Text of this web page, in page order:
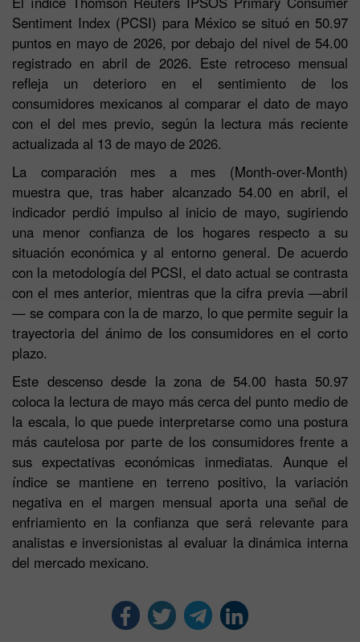
Sentiment Index (PCSI) para México se situó en 50.97
puntos en mayo de 2026, por debajo del nivel de 54.00
registrado en abril de 2026. Este retroceso mensual
refleja un deterioro en el sentimiento de los
consumidores mexicanos al comparar el dato de mayo
con el del mes previo, según la lectura más reciente
actualizada al 13 de mayo de 2026.
La comparación mes a mes (Month-over-Month)
muestra que, tras haber alcanzado 54.00 en abril, el
indicador perdió impulso al inicio de mayo, sugiriendo
una menor confianza de los hogares respecto a su
situación económica y al entorno general. De acuerdo
con la metodología del PCSI, el dato actual se contrasta
con el mes anterior, mientras que la cifra previa —abril
— se compara con la de marzo, lo que permite seguir la
trayectoria del ánimo de los consumidores en el corto
plazo.
Este descenso desde la zona de 54.00 hasta 50.97
coloca la lectura de mayo más cerca del punto medio de
la escala, lo que puede interpretarse como una postura
más cautelosa por parte de los consumidores frente a
sus expectativas económicas inmediatas. Aunque el
índice se mantiene en terreno positivo, la variación
negativa en el margen mensual aporta una señal de
enfriamiento en la confianza que será relevante para
analistas e inversionistas al evaluar la dinámica interna
del mercado mexicano.